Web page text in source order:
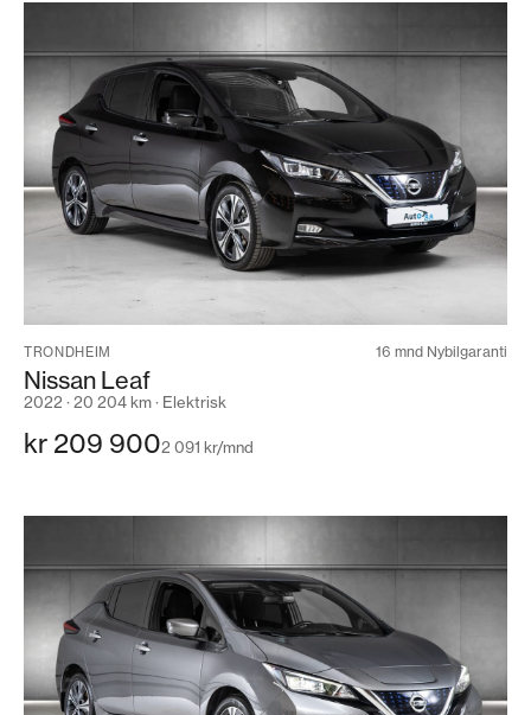
TRONDHEIM 16 mnd Nybilgaranti
Nissan Leaf
2022 · 20 204 km · Elektrisk
kr 209 9002 091 kr/mnd